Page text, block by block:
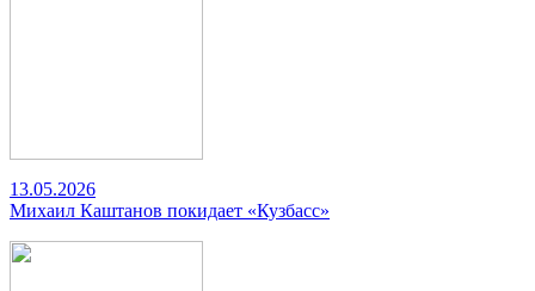
13.05.2026
Михаил Каштанов покидает «Кузбасс»